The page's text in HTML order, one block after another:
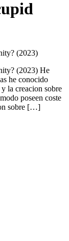
(2023)
(2023) He
he conocido
la creacion sobre
poseen coste
sobre […]